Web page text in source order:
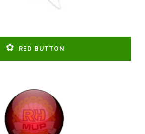
RED BUTTON